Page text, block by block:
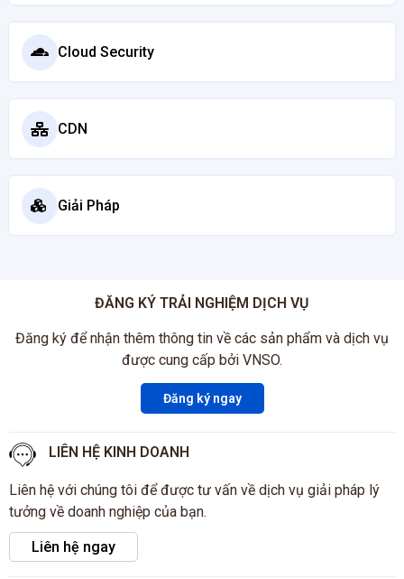
Cloud Security
CDN
Giải Pháp
ĐĂNG KÝ TRẢI NGHIỆM DỊCH VỤ
Đăng ký để nhận thêm thông tin về các sản phẩm và dịch vụ
được cung cấp bởi VNSO.
Đăng ký ngay
LIÊN HỆ KINH DOANH
Liên hệ với chúng tôi để được tư vấn về dịch vụ giải pháp lý
tưởng về doanh nghiệp của bạn.
Liên hệ ngay